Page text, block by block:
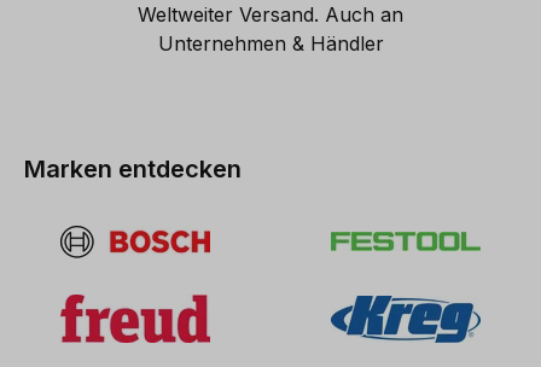
Weltweiter Versand. Auch an
Unternehmen & Händler
Marken entdecken